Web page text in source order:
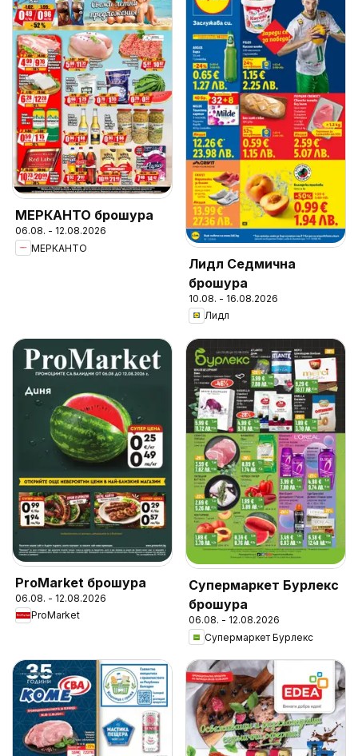
МЕРКАНТО брошура
06.08. - 12.08.2026
МЕРКАНТО
Лидл Седмична
брошура
10.08. - 16.08.2026
Лидл
ProMarket брошура
06.08. - 12.08.2026
ProMarket
Супермаркет Бурлекс
брошура
06.08. - 12.08.2026
Супермаркет Бурлекс